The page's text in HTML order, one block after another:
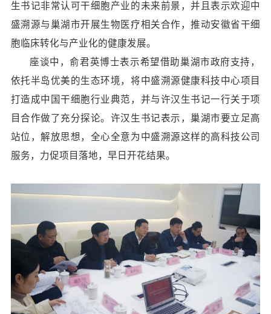
生书记非常认可干细胞产业的未来前景，并且表示欢迎中
盛溯源与巢湖市开展生物医疗相关合作，推动安徽省干细
胞临床转化与产业化的健康发展。
座谈中，俞君英博士表示希望借助巢湖市政府支持，
依托半岛优美的生态环境，将中盛溯源健康科技中心项目
打造成中国干细胞行业典范，并与许汉生书记一行关于项
目合作做了充分探论。许汉生书记表示，巢湖市要立足高
站位，解放思想，全心全意为中盛溯源这样的高科技公司
服务，力促项目落地，早日开花结果。